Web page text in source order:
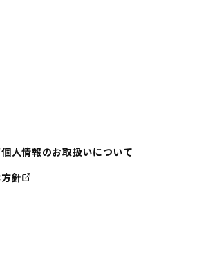
人情報のお取扱いについて
針